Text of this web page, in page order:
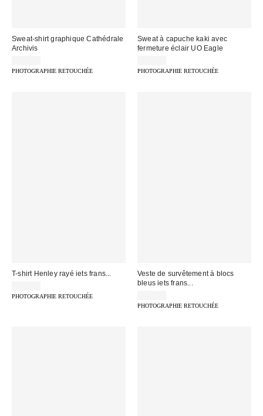
Sweat-shirt graphique Cathédrale
Archivis
PHOTOGRAPHIE RETOUCHÉE
Sweat à capuche kaki avec
fermeture éclair UO Eagle
PHOTOGRAPHIE RETOUCHÉE
T-shirt Henley rayé iets frans...
PHOTOGRAPHIE RETOUCHÉE
Veste de survêtement à blocs
bleus iets frans...
PHOTOGRAPHIE RETOUCHÉE